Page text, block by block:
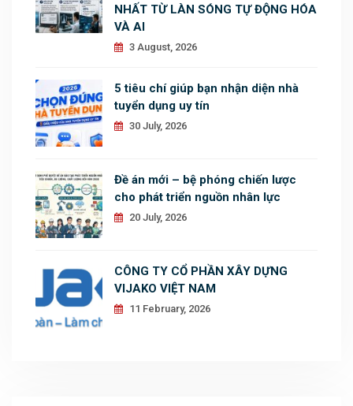
NHẤT TỪ LÀN SÓNG TỰ ĐỘNG HÓA
VÀ AI
3 August, 2026
5 tiêu chí giúp bạn nhận diện nhà
tuyển dụng uy tín
30 July, 2026
Đề án mới – bệ phóng chiến lược
cho phát triển nguồn nhân lực
20 July, 2026
CÔNG TY CỔ PHẦN XÂY DỰNG
VIJAKO VIỆT NAM
11 February, 2026